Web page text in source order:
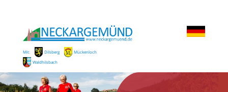
Mit: Dilsberg
Mückenloch
Waldhilsbach